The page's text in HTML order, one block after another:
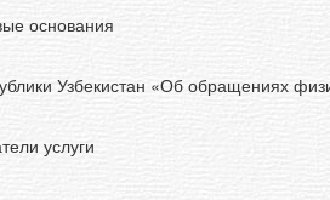
основания
Узбекистан «Об обращениях
услуги